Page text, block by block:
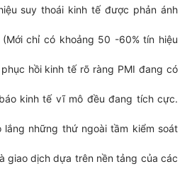
suy thoái kinh tế được phản ánh
chỉ có khoảng 50 -60% tín hiệu
hồi kinh tế rõ ràng PMI đang có
kinh tế vĩ mô đều đang tích cực.
những thứ ngoài tầm kiểm soát
giao dịch dựa trên nền tảng của các